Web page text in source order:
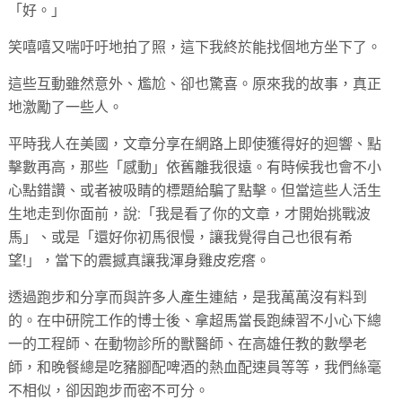
「好。」
笑嘻嘻又喘吁吁地拍了照，這下我終於能找個地方坐下了。
這些互動雖然意外、尷尬、卻也驚喜。原來我的故事，真正
地激勵了一些人。
平時我人在美國，文章分享在網路上即使獲得好的迴響、點
擊數再高，那些「感動」依舊離我很遠。有時候我也會不小
心點錯讚、或者被吸睛的標題給騙了點擊。但當這些人活生
生地走到你面前，說:「我是看了你的文章，才開始挑戰波
馬」、或是「還好你初馬很慢，讓我覺得自己也很有希
望!」，當下的震撼真讓我渾身雞皮疙瘩。
透過跑步和分享而與許多人產生連結，是我萬萬沒有料到
的。在中研院工作的博士後、拿超馬當長跑練習不小心下總
一的工程師、在動物診所的獸醫師、在高雄任教的數學老
師，和晚餐總是吃豬腳配啤酒的熱血配速員等等，我們絲毫
不相似，卻因跑步而密不可分。